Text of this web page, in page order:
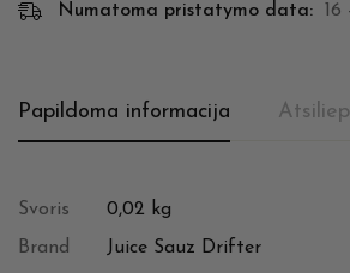
Numatoma pristatymo data:
Papildoma informacija
Svoris
0,02 kg
Brand
Juice Sauz Drifter